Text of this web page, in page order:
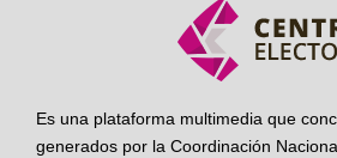
Es una plataforma multimedia que
generados por la Coordinación